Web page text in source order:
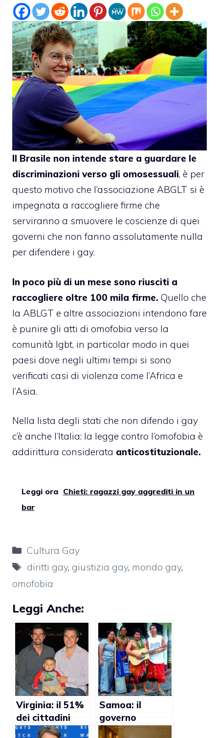
Il Brasile non intende stare a guardare le
discriminazioni verso gli omosessuali, è per
questo motivo che l’associazione ABGLT si è
impegnata a raccogliere firme che
serviranno a smuovere le coscienze di quei
governi che non fanno assolutamente nulla
per difendere i gay.
In poco più di un mese sono riusciti a
raccogliere oltre 100 mila firme. Quello che
la ABLGT e altre associazioni intendono fare
è punire gli atti di omofobia verso la
comunità lgbt, in particolar modo in quei
paesi dove negli ultimi tempi si sono
verificati casi di violenza come l’Africa e
l’Asia.
Nella lista degli stati che non difendo i gay
c’è anche l’Italia: la legge contro l’omofobia è
addirittura considerata anticostituzionale.
Leggi ora Chieti: ragazzi gay aggrediti in un
bar
Categorie
Cultura Gay
Tag
diritti gay, giustizia gay, mondo gay,
omofobia
Leggi Anche:
Virginia: il 51%
dei cittadini
favorevole alle
Samoa: il
governo
consentirà i